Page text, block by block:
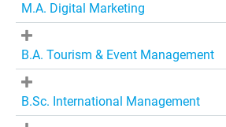
M.A. Digital Marketing
B.A. Tourism & Event Management
B.Sc. International Management